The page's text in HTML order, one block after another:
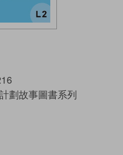
劃故事圖書系列